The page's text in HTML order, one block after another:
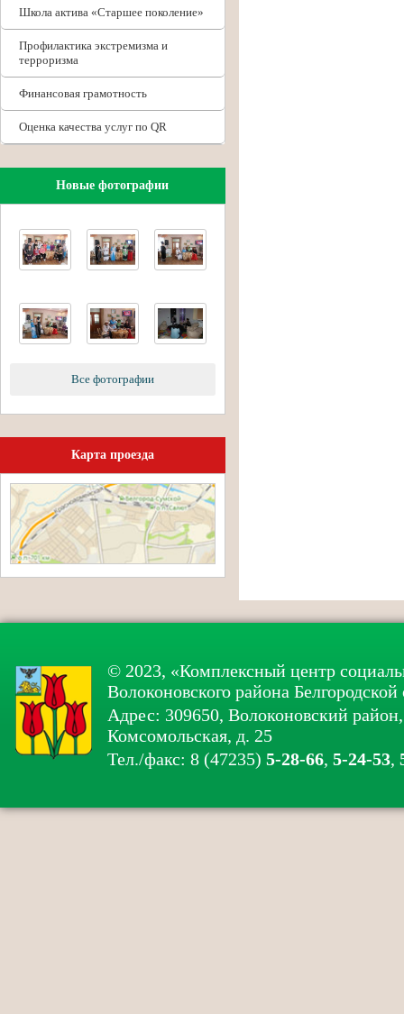
Школа актива «Старшее поколение»
Профилактика экстремизма и
терроризма
Финансовая грамотность
Оценка качества услуг по QR
Новые фотографии
Все фотографии
Карта проезда
© 2023, «Комплексный центр
Волоконовского района Белгородской
Адрес: 309650, Волоконовский
Комсомольская, д. 25
Тел./факс: 8 (47235) 5-28-66, 5-24-53,